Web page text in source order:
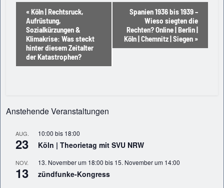
Veranstaltung-
Navigation
«Köln | Rechtsruck,
Aufrüstung,
Sozialkürzungen &
Klimakrise: Was steckt
hinter diesem Zeitalter
der Katastrophen?
Spanien 1936 bis 1939 –
Wieso siegten die
Rechten? Online | Berlin |
Köln | Chemnitz | Siegen »
Anstehende Veranstaltungen
AUG.
23
10:00 bis 18:00
Köln | Theorietag mit SVU NRW
NOV.
13
13. November um 18:00 bis 15. November um 14:00
zündfunke-Kongress